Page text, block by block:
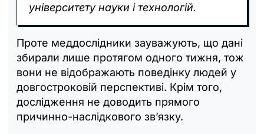
університету науки і технологій.
Проте меддослідники зауважують, що дані
збирали лише протягом одного тижня, тож
вони не відображають поведінку людей у
довгостроковій перспективі. Крім того,
дослідження не доводить прямого
причинно-наслідкового зв’язку.